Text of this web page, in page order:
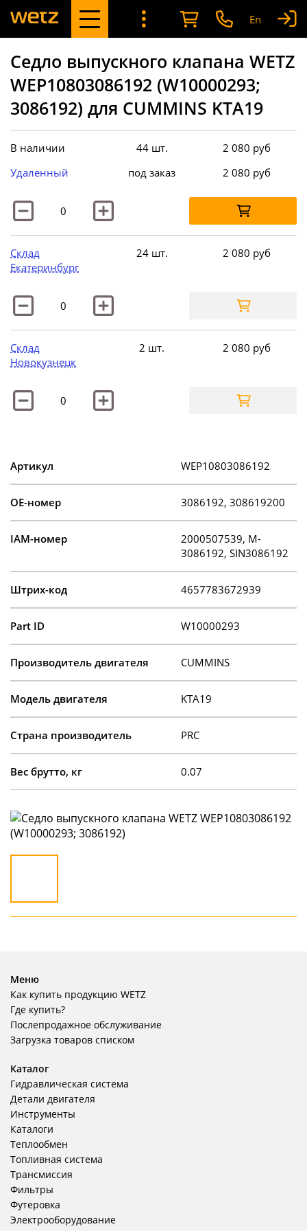
En
Седло выпускного клапана WETZ
WEP10803086192 (W10000293;
3086192) для CUMMINS KTA19
В наличии 44 шт. 2 080 руб
Удаленный
под заказ 2 080 руб
Склад
Екатеринбург
24 шт. 2 080 руб
Склад
Новокузнецк
2 шт. 2 080 руб
Артикул WEP10803086192
OE-номер 3086192, 308619200
IAM-номер
2000507539, M-
3086192, SIN3086192
Штрих-код 4657783672939
Part ID W10000293
Производитель двигателя CUMMINS
Модель двигателя KTA19
Страна производитель PRC
Вес брутто, кг 0.07
Меню
Как купить продукцию WETZ
Где купить?
Послепродажное обслуживание
Загрузка товаров списком
Каталог
Гидравлическая система
Детали двигателя
Инструменты
Каталоги
Теплообмен
Топливная система
Трансмиссия
Фильтры
Футеровка
Электрооборудование